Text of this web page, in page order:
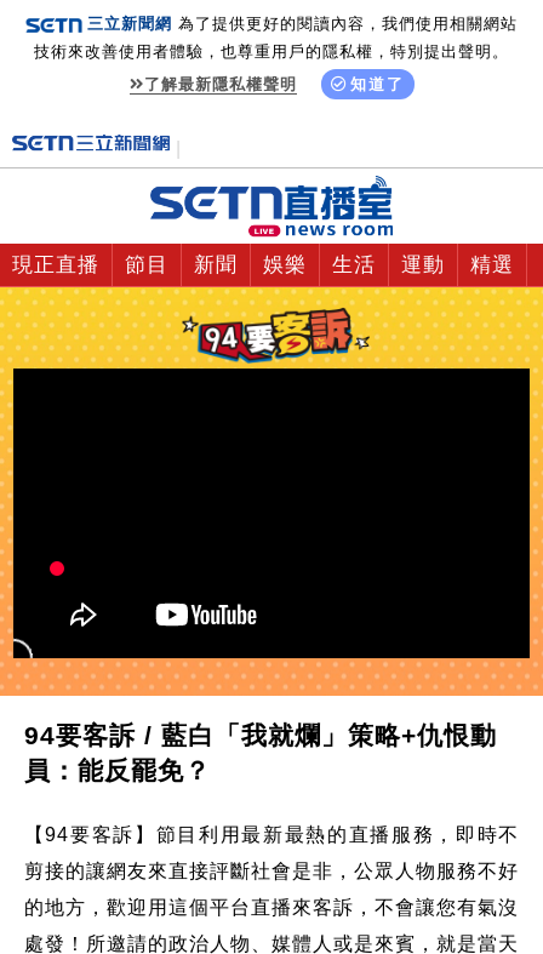
三立新聞網 為了提供更好的閱讀內容，我們使用相關網站
技術來改善使用者體驗，也尊重用戶的隱私權，特別提出聲明。
了解最新隱私權聲明
知道了
現正直播 節目 新聞 娛樂 生活 運動 精選
94要客訴 / 藍白「我就爛」策略+仇恨動
員：能反罷免？
【94要客訴】節目利用最新最熱的直播服務，即時不
剪接的讓網友來直接評斷社會是非，公眾人物服務不好
的地方，歡迎用這個平台直播來客訴，不會讓您有氣沒
處發！所邀請的政治人物、媒體人或是來賓，就是當天